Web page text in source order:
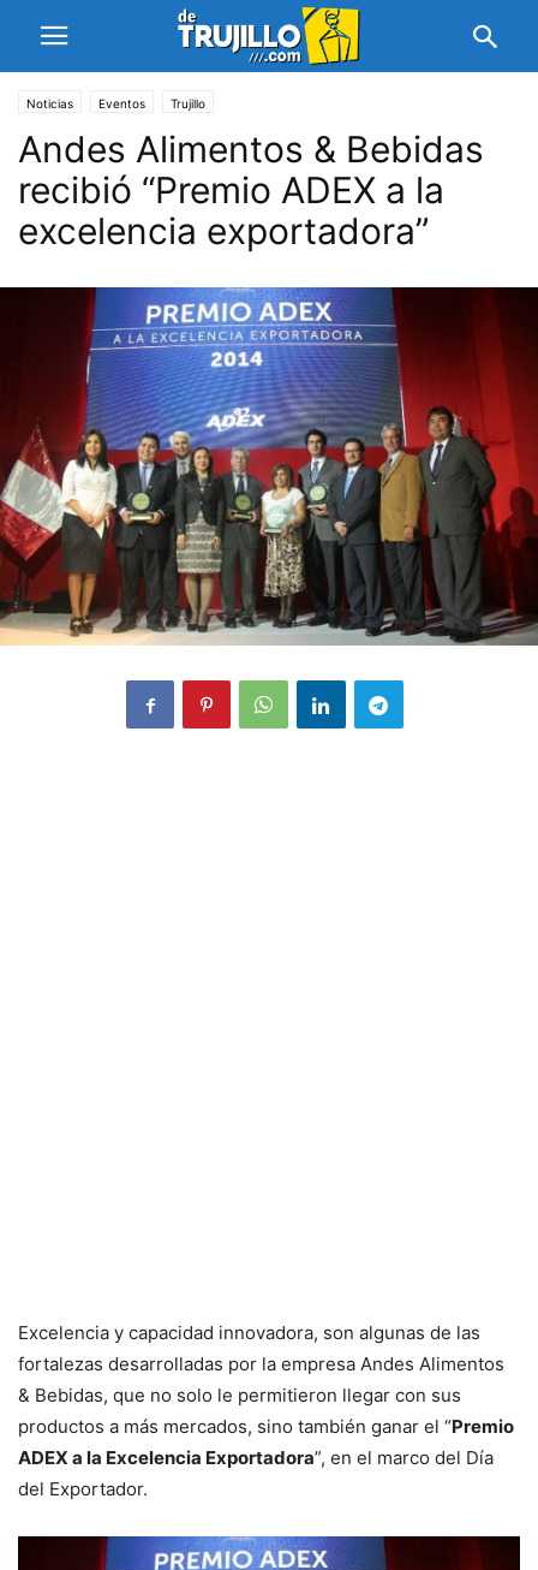
Noticias Eventos Trujillo
Andes Alimentos & Bebidas
recibió “Premio ADEX a la
excelencia exportadora”
Excelencia y capacidad innovadora, son algunas de las
fortalezas desarrolladas por la empresa Andes Alimentos
& Bebidas, que no solo le permitieron llegar con sus
productos a más mercados, sino también ganar el “Premio
ADEX a la Excelencia Exportadora”, en el marco del Día
del Exportador.